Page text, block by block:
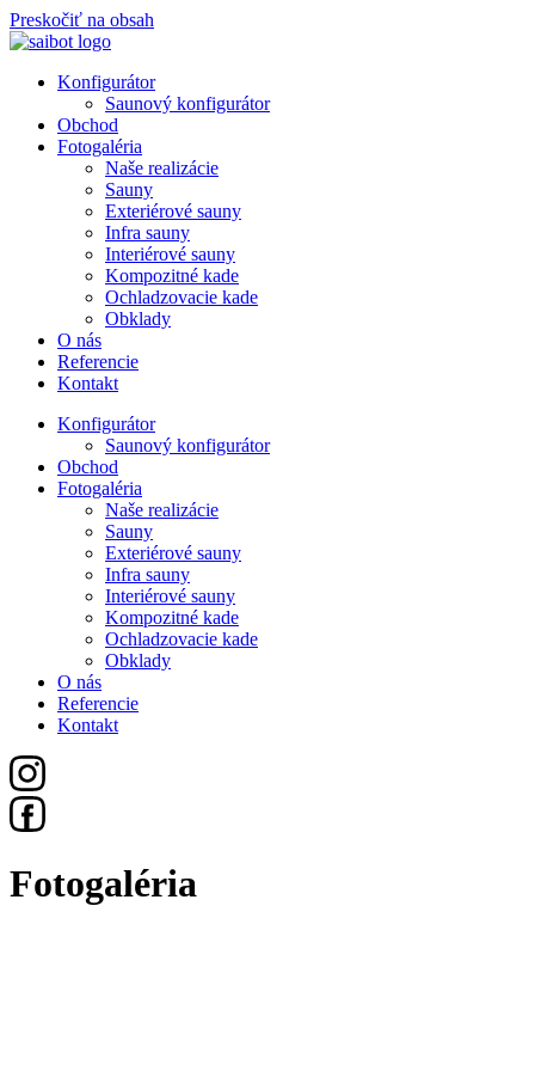
Preskočiť na obsah
Konfigurátor
Saunový konfigurátor
Obchod
Fotogaléria
Naše realizácie
Sauny
Exteriérové sauny
Infra sauny
Interiérové sauny
Kompozitné kade
Ochladzovacie kade
Obklady
O nás
Referencie
Kontakt
Konfigurátor
Saunový konfigurátor
Obchod
Fotogaléria
Naše realizácie
Sauny
Exteriérové sauny
Infra sauny
Interiérové sauny
Kompozitné kade
Ochladzovacie kade
Obklady
O nás
Referencie
Kontakt
Fotogaléria